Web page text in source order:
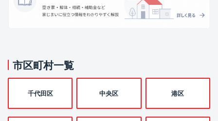
市区町村一覧
千代田区 中央区 港区